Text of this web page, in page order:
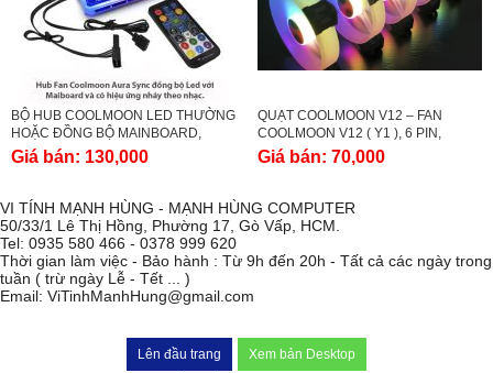
BỘ HUB COOLMOON LED THƯỜNG
HOẶC ĐỒNG BỘ MAINBOARD,
DÙNG CHO QUẠT COOLMOON 6
PIN.
Giá bán: 130,000
QUẠT COOLMOON V12 – FAN
COOLMOON V12 ( Y1 ), 6 PIN,
12CM, 1200RPM.
Giá bán: 70,000
VI TÍNH MẠNH HÙNG - MẠNH HÙNG COMPUTER
50/33/1 Lê Thị Hồng, Phường 17, Gò Vấp, HCM.
Tel: 0935 580 466 - 0378 999 620
Thời gian làm việc - Bảo hành : Từ 9h đến 20h - Tất cả các ngày trong
tuần ( trừ ngày Lễ - Tết ... )
Email: ViTinhManhHung@gmail.com
Lên đầu trang Xem bản Desktop